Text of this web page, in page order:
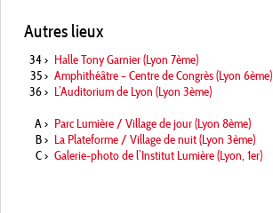
Autres lieux
34> Halle Tony Garnier (Lyon 7ème)
35> Amphithéâtre – Centre de Congrès (Lyon 6ème)
36> L’Auditorium de Lyon (Lyon 3ème)
A> Parc Lumière / Village de jour (Lyon 8ème)
B> La Plateforme / Village de nuit (Lyon 3ème)
C> Galerie-photo de l’Institut Lumière (Lyon, 1er)